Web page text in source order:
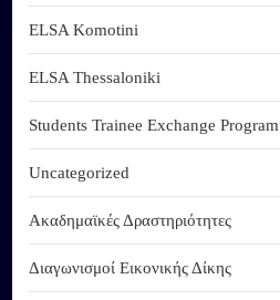
ELSA Komotini
ELSA Thessaloniki
Students Trainee Exchange Program
Uncategorized
Ακαδημαϊκές Δραστηριότητες
Διαγωνισμοί Εικονικής Δίκης